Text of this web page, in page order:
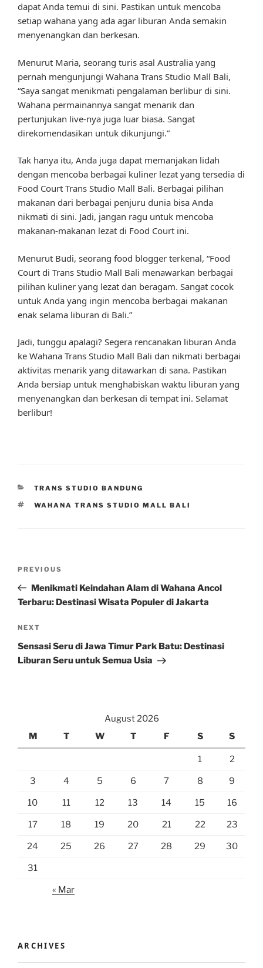
dapat Anda temui di sini. Pastikan untuk mencoba
setiap wahana yang ada agar liburan Anda semakin
menyenangkan dan berkesan.
Menurut Maria, seorang turis asal Australia yang
pernah mengunjungi Wahana Trans Studio Mall Bali,
“Saya sangat menikmati pengalaman berlibur di sini.
Wahana permainannya sangat menarik dan
pertunjukan live-nya juga luar biasa. Sangat
direkomendasikan untuk dikunjungi.”
Tak hanya itu, Anda juga dapat memanjakan lidah
dengan mencoba berbagai kuliner lezat yang tersedia di
Food Court Trans Studio Mall Bali. Berbagai pilihan
makanan dari berbagai penjuru dunia bisa Anda
nikmati di sini. Jadi, jangan ragu untuk mencoba
makanan-makanan lezat di Food Court ini.
Menurut Budi, seorang food blogger terkenal, “Food
Court di Trans Studio Mall Bali menawarkan berbagai
pilihan kuliner yang lezat dan beragam. Sangat cocok
untuk Anda yang ingin mencoba berbagai makanan
enak selama liburan di Bali.”
Jadi, tunggu apalagi? Segera rencanakan liburan Anda
ke Wahana Trans Studio Mall Bali dan nikmati berbagai
aktivitas menarik yang ditawarkan di sana. Pastikan
Anda bersiap untuk menghabiskan waktu liburan yang
menyenangkan dan berkesan di tempat ini. Selamat
berlibur!
CATEGORIES
TRANS STUDIO BANDUNG
TAGS
WAHANA TRANS STUDIO MALL BALI
Previous
Post
PREVIOUS
Menikmati Keindahan Alam di Wahana Ancol
Terbaru: Destinasi Wisata Populer di Jakarta
Next
Post
NEXT
Sensasi Seru di Jawa Timur Park Batu: Destinasi
Liburan Seru untuk Semua Usia
August 2026
M
T W T F S S
1 2
3 4 5 6 7 8 9
10 11 12 13 14 15 16
17 18 19 20 21 22 23
24 25 26 27 28 29 30
31
« Mar
ARCHIVES